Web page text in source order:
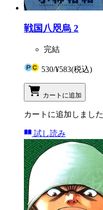
戦国八咫烏 2
完結
530/¥583(税込)
カートに追加
カートに追加しました
試し読み